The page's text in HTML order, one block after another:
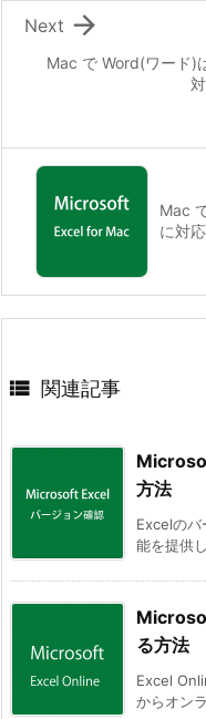
Mac で Word(ワード)

Next
Mac
に対
 関連記事
方法
Excelのバ
能を提供
る方法
Excel
からオン